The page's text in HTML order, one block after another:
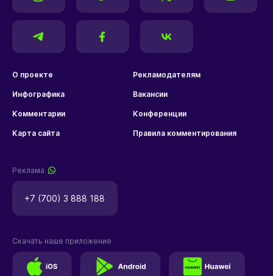
О проекте Рекламодателям
Инфографика Вакансии
Комментарии Конференции
Карта сайта Правила комментирования
Реклама
+7 (700) 3 888 188
Скачать наше приложение